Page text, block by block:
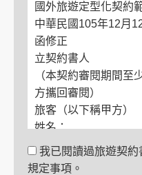
國外旅遊定型化契約
中華民國105年12月
函修正
立契約書人
（本契約審閱期間至
方攜回審閱）
旅客（以下稱甲方）
姓名：
電話：
住居所：
我已閱讀過旅遊契
規定事項。